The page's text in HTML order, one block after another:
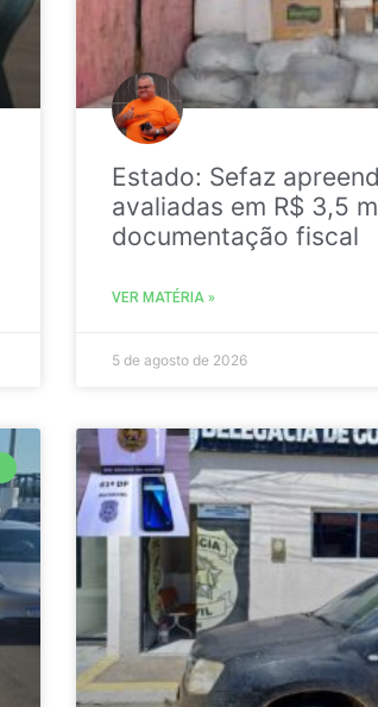
Estado: Sefaz
avaliadas em R$ 3,5
documentação fiscal
VER MATÉRIA »
5 de agosto de 2026